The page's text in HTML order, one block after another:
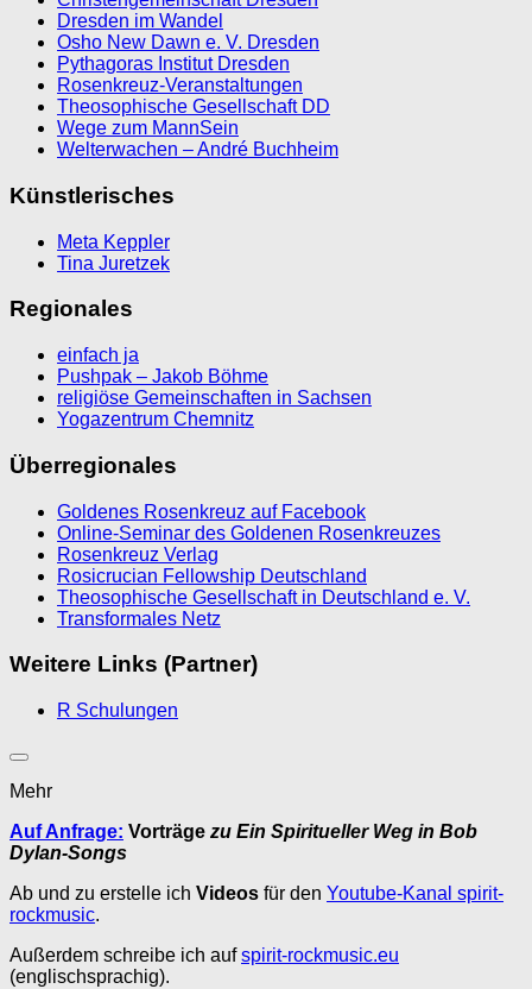
Dresden im Wandel
Osho New Dawn e. V. Dresden
Pythagoras Institut Dresden
Rosenkreuz-Veranstaltungen
Theosophische Gesellschaft DD
Wege zum MannSein
Welterwachen – André Buchheim
Künstlerisches
Meta Keppler
Tina Juretzek
Regionales
einfach ja
Pushpak – Jakob Böhme
religiöse Gemeinschaften in Sachsen
Yogazentrum Chemnitz
Überregionales
Goldenes Rosenkreuz auf Facebook
Online-Seminar des Goldenen Rosenkreuzes
Rosenkreuz Verlag
Rosicrucian Fellowship Deutschland
Theosophische Gesellschaft in Deutschland e. V.
Transformales Netz
Weitere Links (Partner)
R Schulungen
Mehr
Auf Anfrage: Vorträge zu Ein Spiritueller Weg in Bob
Dylan-Songs
Ab und zu erstelle ich Videos für den Youtube-Kanal spirit-
rockmusic.
Außerdem schreibe ich aufspirit-rockmusic.eu
(englischsprachig).